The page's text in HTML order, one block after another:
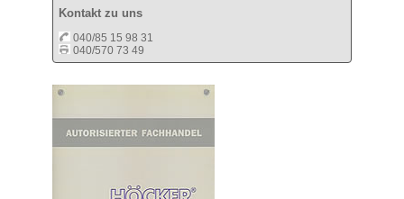
Kontakt zu uns
040/85 15 98 31
040/570 73 49